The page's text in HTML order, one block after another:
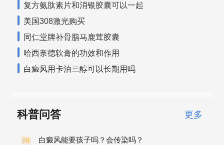
复方氨肽素片和消银胶囊可以一起
美国308激光购买
同仁堂牌补骨脂马鹿茸胶囊
哈西奈德软膏的功效和作用
白癜风用卡泊三醇可以长期用吗
科普问答 更多
问 白癜风能要孩子吗？会传染吗？